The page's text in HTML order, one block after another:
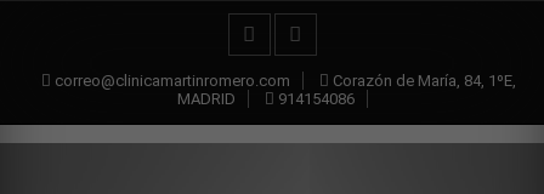
correo@clinicamartinromero.com
Corazón de María, 84, 1ºE,
MADRID
914154086